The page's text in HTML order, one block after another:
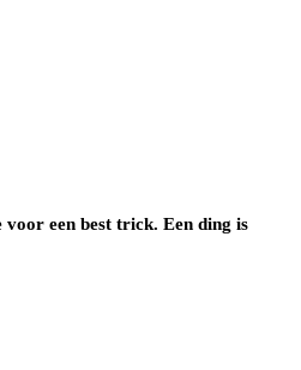
een best trick. Een ding is